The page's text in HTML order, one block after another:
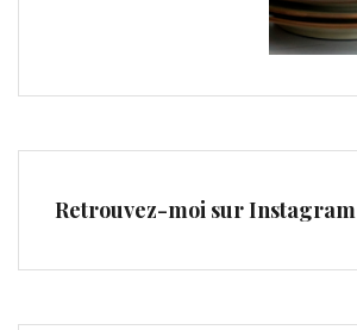
Retrouvez-moi sur Instagram